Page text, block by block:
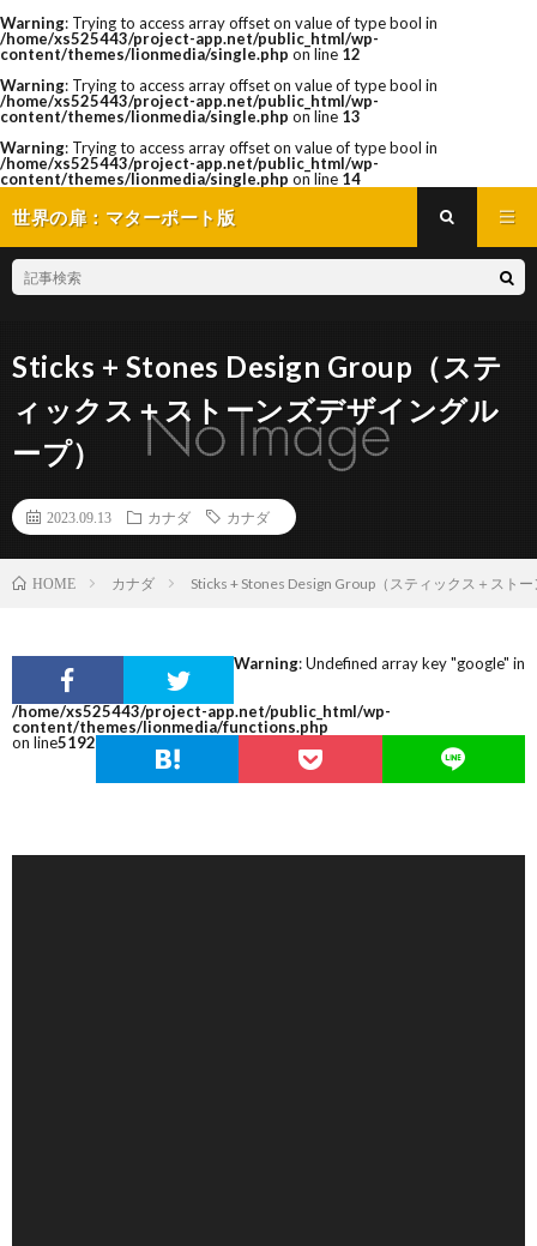
Warning: Trying to access array offset on value of type bool in
/home/xs525443/project-app.net/public_html/wp-
content/themes/lionmedia/single.php on line 12
Warning: Trying to access array offset on value of type bool in
/home/xs525443/project-app.net/public_html/wp-
content/themes/lionmedia/single.php on line 13
Warning: Trying to access array offset on value of type bool in
/home/xs525443/project-app.net/public_html/wp-
content/themes/lionmedia/single.php on line 14
世界の扉：マターポート版
Sticks + Stones Design Group（ステ
ィックス＋ストーンズデザイングル
ープ）
2023.09.13 カナダ カナダ
HOME カナダ Sticks + Stones Design Group（スティックス＋スト
Warning: Undefined array key "google" in
/home/xs525443/project-app.net/public_html/wp-
content/themes/lionmedia/functions.php
on line5192